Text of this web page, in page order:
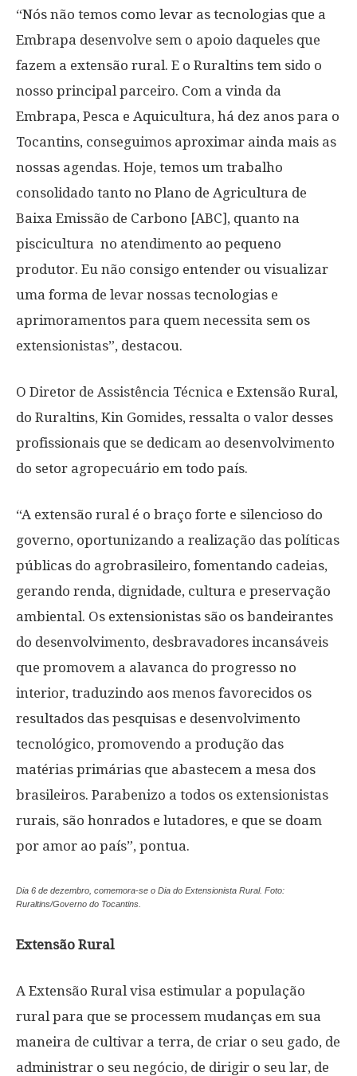
“Nós não temos como levar as tecnologias que a
Embrapa desenvolve sem o apoio daqueles que
fazem a extensão rural. E o Ruraltins tem sido o
nosso principal parceiro. Com a vinda da
Embrapa, Pesca e Aquicultura, há dez anos para o
Tocantins, conseguimos aproximar ainda mais as
nossas agendas. Hoje, temos um trabalho
consolidado tanto no Plano de Agricultura de
Baixa Emissão de Carbono [ABC], quanto na
piscicultura no atendimento ao pequeno
produtor. Eu não consigo entender ou visualizar
uma forma de levar nossas tecnologias e
aprimoramentos para quem necessita sem os
extensionistas”, destacou.
O Diretor de Assistência Técnica e Extensão Rural,
do Ruraltins, Kin Gomides, ressalta o valor desses
profissionais que se dedicam ao desenvolvimento
do setor agropecuário em todo país.
“A extensão rural é o braço forte e silencioso do
governo, oportunizando a realização das políticas
públicas do agrobrasileiro, fomentando cadeias,
gerando renda, dignidade, cultura e preservação
ambiental. Os extensionistas são os bandeirantes
do desenvolvimento, desbravadores incansáveis
que promovem a alavanca do progresso no
interior, traduzindo aos menos favorecidos os
resultados das pesquisas e desenvolvimento
tecnológico, promovendo a produção das
matérias primárias que abastecem a mesa dos
brasileiros. Parabenizo a todos os extensionistas
rurais, são honrados e lutadores, e que se doam
por amor ao país”, pontua.
Dia 6 de dezembro, comemora-se o Dia do Extensionista Rural. Foto:
Ruraltins/Governo do Tocantins.
Extensão Rural
A Extensão Rural visa estimular a população
rural para que se processem mudanças em sua
maneira de cultivar a terra, de criar o seu gado, de
administrar o seu negócio, de dirigir o seu lar, de